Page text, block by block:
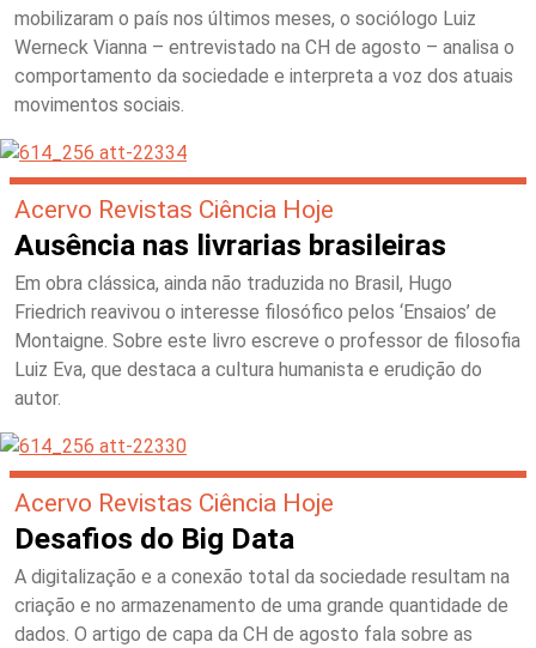
mobilizaram o país nos últimos meses, o sociólogo Luiz
Werneck Vianna – entrevistado na CH de agosto – analisa o
comportamento da sociedade e interpreta a voz dos atuais
movimentos sociais.
Acervo Revistas Ciência Hoje
Ausência nas livrarias brasileiras
Em obra clássica, ainda não traduzida no Brasil, Hugo
Friedrich reavivou o interesse filosófico pelos ‘Ensaios’ de
Montaigne. Sobre este livro escreve o professor de filosofia
Luiz Eva, que destaca a cultura humanista e erudição do
autor.
Acervo Revistas Ciência Hoje
Desafios do Big Data
A digitalização e a conexão total da sociedade resultam na
criação e no armazenamento de uma grande quantidade de
dados. O artigo de capa da CH de agosto fala sobre as